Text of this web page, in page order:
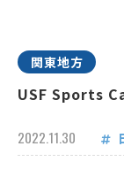
関東地方
USF Sports
2022.11.30